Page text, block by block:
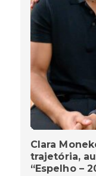
Clara
trajetória,
“Espelho –